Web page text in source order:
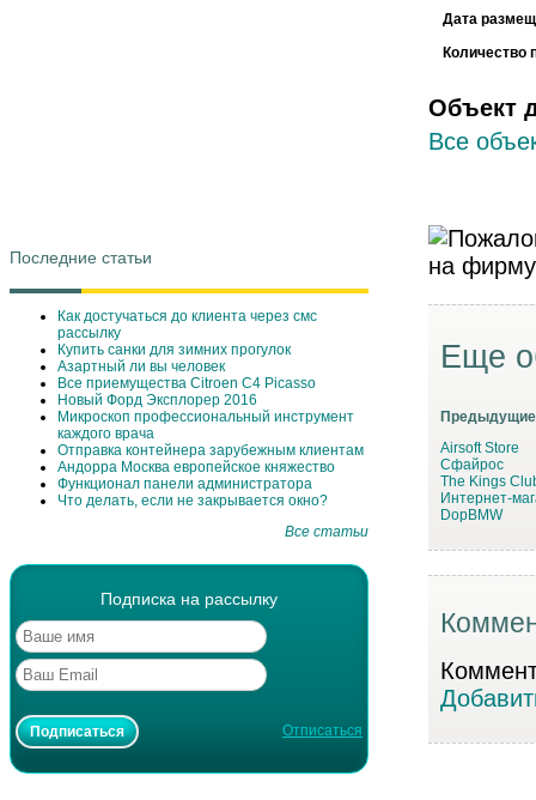
Последние статьи
Как достучаться до клиента через смс
рассылку
Купить санки для зимних прогулок
Азартный ли вы человек
Все приемущества Сitroen C4 Picasso
Новый Форд Эксплорер 2016
Микроскоп профессиональный инструмент
каждого врача
Отправка контейнера зарубежным клиентам
Андорра Москва европейское княжество
Функционал панели администратора
Что делать, если не закрывается окно?
Все статьи
Подписка на рассылку
Отписаться
Дата
Количество
Объект
Все
Еще
Airsoft Store
Сфайрос
The Kings
Интернет-
DopBMW